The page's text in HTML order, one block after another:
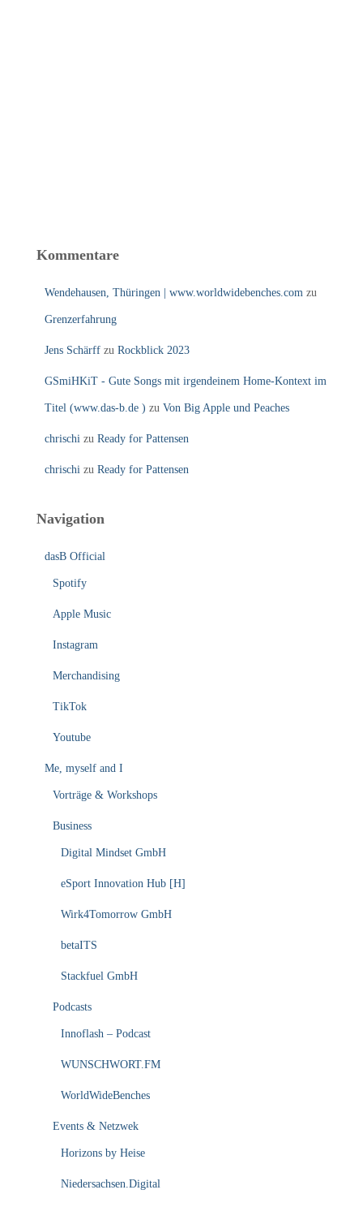
Kommentare
Wendehausen, Thüringen | www.worldwidebenches.com zu
Grenzerfahrung
Jens Schärff zu Rockblick 2023
GSmiHKiT - Gute Songs mit irgendeinem Home-Kontext im
Titel (www.das-b.de ) zu Von Big Apple und Peaches
chrischi zu Ready for Pattensen
chrischi zu Ready for Pattensen
Navigation
dasB Official
Spotify
Apple Music
Instagram
Merchandising
TikTok
Youtube
Me, myself and I
Vorträge & Workshops
Business
Digital Mindset GmbH
eSport Innovation Hub [H]
Wirk4Tomorrow GmbH
betaITS
Stackfuel GmbH
Podcasts
Innoflash – Podcast
WUNSCHWORT.FM
WorldWideBenches
Events & Netzwek
Horizons by Heise
Niedersachsen.Digital